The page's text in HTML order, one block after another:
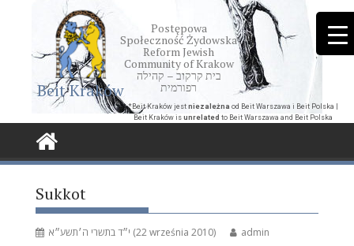
Beit Kraków
Postępowa
Społeczność Żydowska
Reform Jewish
Community of Krakow
בית קרקוב – קהילה
רפורמית
*Beit Kraków jest niezależna od Beit Warszawa i Beit Polska |
Beit Kraków is unrelated to Beit Warszawa and Beit Polska
Sukkot
י״ד בתשרי ה׳תשע״א (22 września 2010) admin